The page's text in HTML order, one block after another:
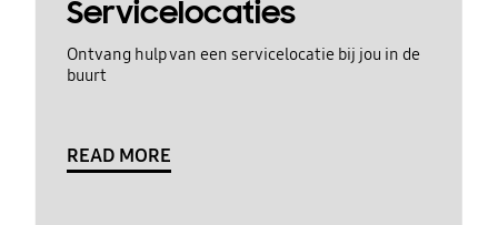
Servicelocaties
Ontvang hulp van een servicelocatie bij jou in de
buurt
READ MORE